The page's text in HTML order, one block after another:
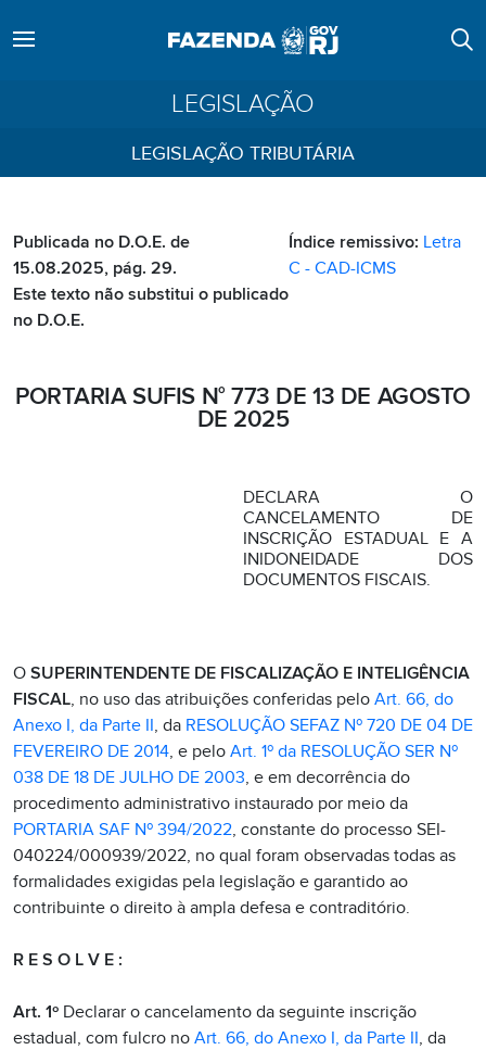
LEGISLAÇÃO
LEGISLAÇÃO TRIBUTÁRIA
Publicada no D.O.E. de
15.08.2025, pág. 29.
Este texto não substitui o publicado
no D.O.E.
Índice remissivo: Letra
C - CAD-ICMS
PORTARIA SUFIS N° 773 DE 13 DE AGOSTO
DE 2025
DECLARA O
CANCELAMENTO DE
INSCRIÇÃO ESTADUAL E A
INIDONEIDADE DOS
DOCUMENTOS FISCAIS.
O SUPERINTENDENTE DE FISCALIZAÇÃO E INTELIGÊNCIA
FISCAL, no uso das atribuições conferidas pelo Art. 66, do
Anexo I, da Parte II, da RESOLUÇÃO SEFAZ Nº 720 DE 04 DE
FEVEREIRO DE 2014, e pelo Art. 1º da RESOLUÇÃO SER Nº
038 DE 18 DE JULHO DE 2003, e em decorrência do
procedimento administrativo instaurado por meio da
PORTARIA SAF Nº 394/2022, constante do processo SEI-
040224/000939/2022, no qual foram observadas todas as
formalidades exigidas pela legislação e garantido ao
contribuinte o direito à ampla defesa e contraditório.
R E S O L V E :
Art. 1º Declarar o cancelamento da seguinte inscrição
estadual, com fulcro no Art. 66, do Anexo I, da Parte II, da